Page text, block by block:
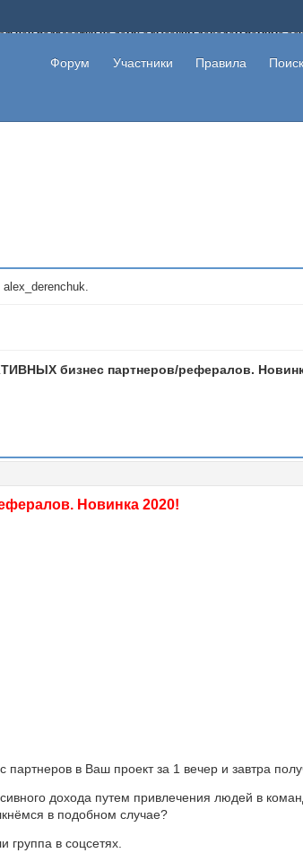
подработки на дому с высоким доходом помимо
чтобы другие пользователи не попались на развод.
ссылками и первая прибыль не заставит себя
Форум Участники Правила Поиск
бизнес партнеров/рефералов.
Новинка 2020!
в Ваш проект за 1 вечер и завтра
дохода путем привлечения людей в
в подобном случае?
в соцсетях.